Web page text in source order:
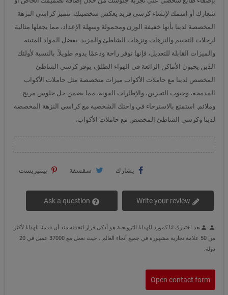
شعارك أو اسمك لإنشاء كرسي فريد يعكس شخصيتك. تتميز كراسي النزهة
المخصصة لدينا بأنها خفيفة الوزن ومحمولة وسهلة الإعداد، مما يجعلها مثالية
لرحلات التخييم والنزهات ونزهات الشاطئ والمزيد. بفضل المواد المتينة
والميزات القابلة للتعديل، فإنها توفر راحة ودعمًا يدوم طويلاً. بالنسبة لأولئك
الذين يحبون الأماكن الرائعة في الهواء الطلق، يوفر كرسي الشاطئ
المخصص لدينا مع حاملات الأكواب ميزات متخصصة مثل حاملات الأكواب
المدمجة، وجيوب التخزين، والإطارات القوية، مما يضمن حل جلوس مريح
وملائم. استمتع بالاسترخاء في واحتك الشخصية مع كراسي النزهة المخصصة
لدينا وكرسي الشاطئ المخصص مع حاملات الأكواب.
يشارك سقسقة بينتيريست
person
person يعد اختيارك لنا كمورد للهدايا الترويجية هو أذكى قرار اتخذته منذ أن قدمنا الهدايا لأكثر
من 50 علامة تجارية مشهورة في جميع أنحاء العالم ، حيث نعمل مع 37000 عميل في 20
دولة.
Open contact form